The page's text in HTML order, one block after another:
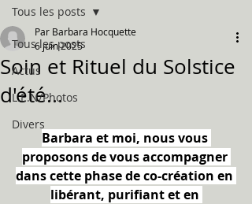
Tous les posts
Actus
L.E.N/Photos
Divers
Tous les posts
Soin et Rituel du Solstice
d'été...
Par Barbara Hocquette
6 juin 2025
Barbara et moi, nous vous
proposons de vous accompagner
dans cette phase de co-création en
libérant, purifiant et en